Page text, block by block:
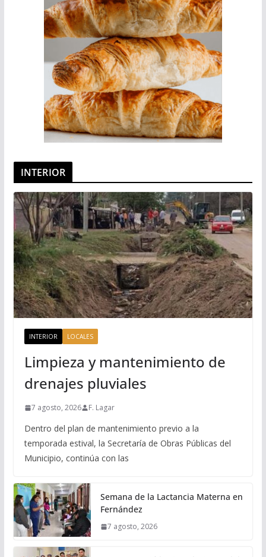
INTERIOR
INTERIOR LOCALES
Limpieza y mantenimiento de
drenajes pluviales
7 agosto, 2026 F. Lagar
Dentro del plan de mantenimiento previo a la
temporada estival, la Secretaría de Obras Públicas del
Municipio, continúa con las
Semana de la Lactancia Materna en
Fernández
7 agosto, 2026